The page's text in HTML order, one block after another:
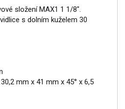
složení MAX1 1 1/8".
s dolním kuželem 30
mm x 41 mm x 45° x 6,5